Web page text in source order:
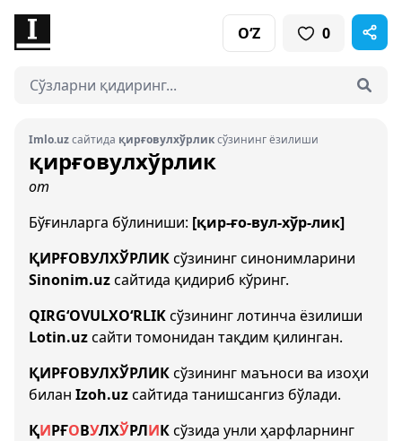
O‘Z 0
Imlo.uzсайтида қирғовулхўрликсўзининг ёзилиши
қирғовулхўрлик
от
Бўғинларга бўлиниши: [қир-ғо-вул-хўр-лик]
ҚИРҒОВУЛХЎРЛИКсўзининг синонимларини
Sinonim.uzсайтида қидириб кўринг.
QIRG‘OVULXO‘RLIKсўзининг лотинча ёзилиши
Lotin.uzсайти томонидан тақдим қилинган.
ҚИРҒОВУЛХЎРЛИКсўзининг маъноси ва изоҳи
билан Izoh.uzсайтида танишсангиз бўлади.
ҚИРҒОВУЛХЎРЛИКсўзида унли ҳарфларнинг